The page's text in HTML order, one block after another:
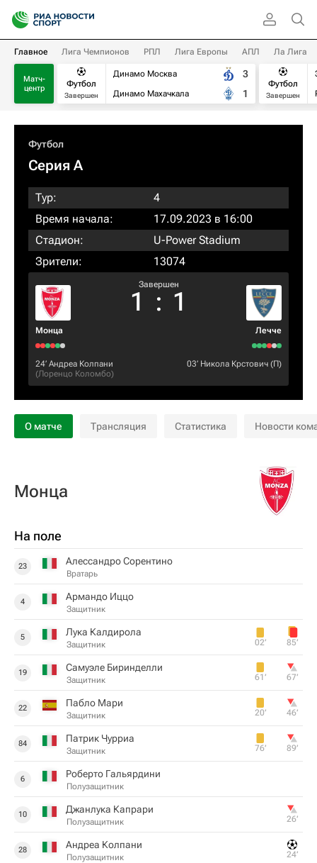
Главное Лига Чемпионов РПЛ Лига Европы АПЛ Ла Лига
Матч-
центр
Футбол
Завершен
Динамо Москва
Динамо Махачкала
3
1
Футбол
Завершен
Футбол
Серия А
Тур:
4
Время начала:
17.09.2023 в 16:00
Стадион:
U-Power Stadium
Зрители:
13074
Монца
Завершен
1 : 1
Лечче
24‎’‎ Андреа Колпани
(Лоренцо Коломбо)
03‎’‎ Никола Крстович (П)
О матче Трансляция Статистика Новости
Монца
На поле
23 Алессандро Сорентино
Вратарь
4 Армандо Иццо
Защитник
5 Лука Калдирола
Защитник 02‎’‎ 85‎’‎
19 Самуэле Биринделли
Защитник 61‎’‎ 67‎’‎
22 Пабло Мари
Защитник 20‎’‎ 46‎’‎
84 Патрик Чурриа
Защитник 76‎’‎ 89‎’‎
6 Роберто Гальярдини
Полузащитник
10 Джанлука Капрари
Полузащитник 26‎’‎
28 Андреа Колпани
Полузащитник 24‎’‎